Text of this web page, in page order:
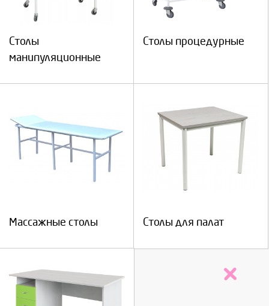
Столы
манипуляционные
Столы процедурные
Массажные столы Столы для палат